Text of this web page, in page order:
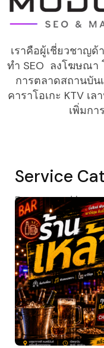
เราคือผู้เชี่ยวชาญ
ทำ SEO ลงโฆษณา
การตลาดสถานบัน
คาราโอเกะ KTV เ
เพิ่มกา
Service
Browse and buy